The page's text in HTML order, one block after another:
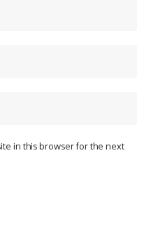
in this browser for the next